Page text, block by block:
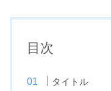
目次
タイトル